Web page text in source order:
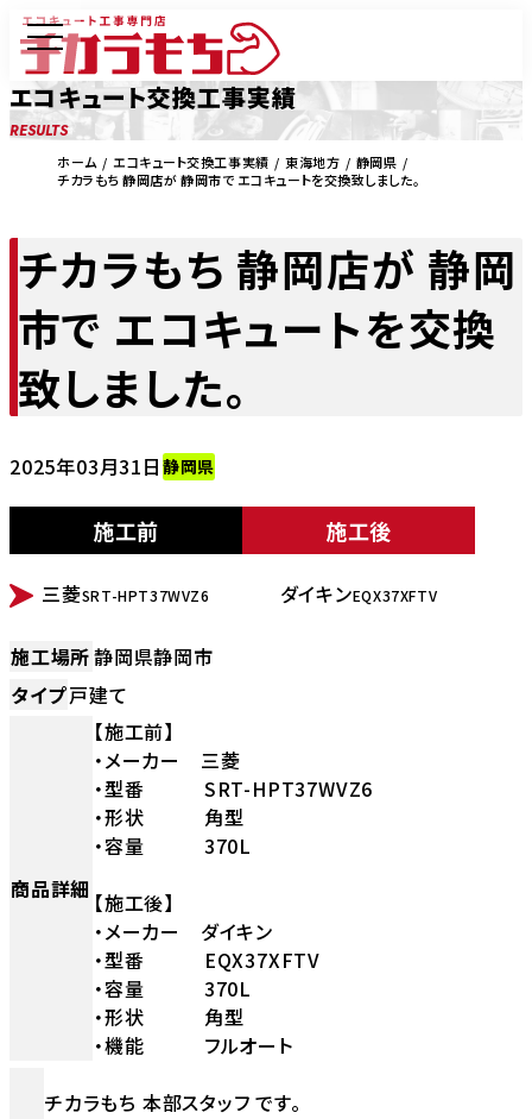
エコキュート交換工事実績
RESULTS
ホーム エコキュート交換工事実績 東海地方
静岡県
チカラもち 静岡店が 静岡市で エコキュートを交換致しました。
チカラもち 静岡店が 静岡
市で エコキュートを交換
致しました。
2025年03月31日 静岡県
施工前
BEFORE
三菱SRT-HPT37WVZ6
施工後
AFTER
ダイキンEQX37XFTV
施工場所静岡県静岡市
タイプ戸建て
商品詳細
【施工前】
・メーカー 三菱
・型番 SRT-HPT37WVZ6
・形状 角型
・容量 370L
【施工後】
・メーカー ダイキン
・型番 EQX37XFTV
・容量 370L
・形状 角型
・機能 フルオート
チカラもち 本部スタッフ です。